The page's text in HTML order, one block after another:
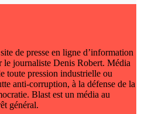
de presse en ligne d’information
le journaliste Denis Robert. Média
toute pression industrielle ou
anti-corruption, à la défense de la
Blast est un média au
général.